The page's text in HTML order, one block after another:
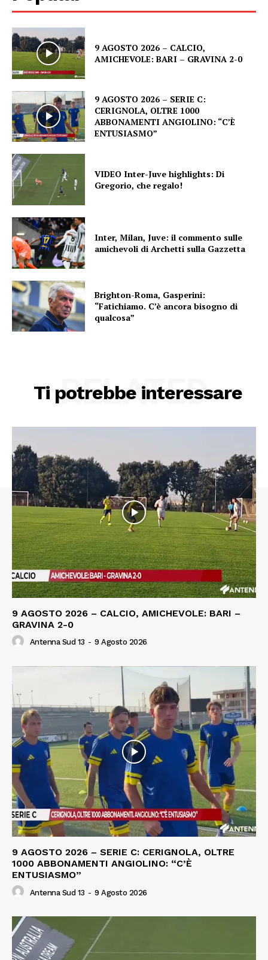
9 AGOSTO 2026 – CALCIO,
AMICHEVOLE: BARI – GRAVINA 2-0
9 AGOSTO 2026 – SERIE C:
CERIGNOLA, OLTRE 1000
ABBONAMENTI ANGIOLINO: “C’È
ENTUSIASMO”
VIDEO Inter-Juve highlights: Di
Gregorio, che regalo!
Inter, Milan, Juve: il commento sulle
amichevoli di Archetti sulla Gazzetta
Brighton-Roma, Gasperini:
“Fatichiamo. C’è ancora bisogno di
qualcosa”
Ti potrebbe interessare
RELATED
9 AGOSTO 2026 – CALCIO, AMICHEVOLE: BARI –
GRAVINA 2-0
Antenna Sud 13 - 9 Agosto 2026
9 AGOSTO 2026 – SERIE C: CERIGNOLA, OLTRE
1000 ABBONAMENTI ANGIOLINO: “C’È
ENTUSIASMO”
Antenna Sud 13 - 9 Agosto 2026